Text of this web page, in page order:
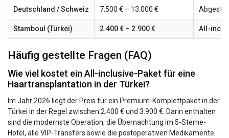
Deutschland / Schweiz 7.500 € – 13.000 €
Stamboul (Türkei) 2.400 € – 2.900 € All-
Häufig gestellte Fragen (FAQ)
Wie viel kostet ein All-inclusive-Paket für eine
Haartransplantation in der Türkei?
Im Jahr 2026 liegt der Preis für ein Premium-Komplettpaket in der
Türkei in der Regel zwischen 2.400 € und 3.900 €. Darin enthalten
sind die modernste Operation, die Übernachtung im 5-Sterne-
Hotel, alle VIP-Transfers sowie die postoperativen Medikamente.